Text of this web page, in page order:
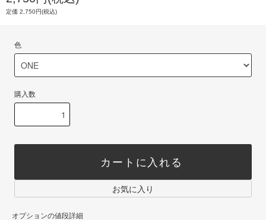
定価 2,750円(税込)
色
購入数
カートに入れる
お気に入り
オプションの値段詳細